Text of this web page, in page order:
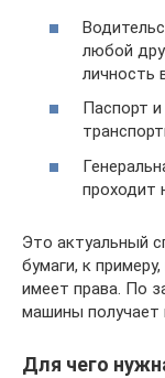
любой
личность
Паспорт
проходит
Это актуальный
бумаги, к
имеет права. По
машины получает
Для чего